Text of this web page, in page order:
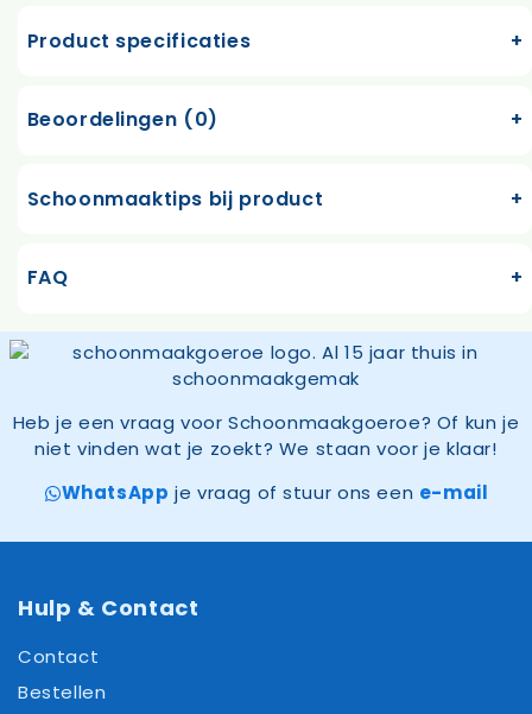
Product specificaties
Beoordelingen (0)
Schoonmaaktips bij product
FAQ
Heb je een vraag voor Schoonmaakgoeroe? Of kun je
niet vinden wat je zoekt? We staan voor je klaar!
WhatsApp je vraag of stuur ons een e-mail
Hulp & Contact
Contact
Bestellen